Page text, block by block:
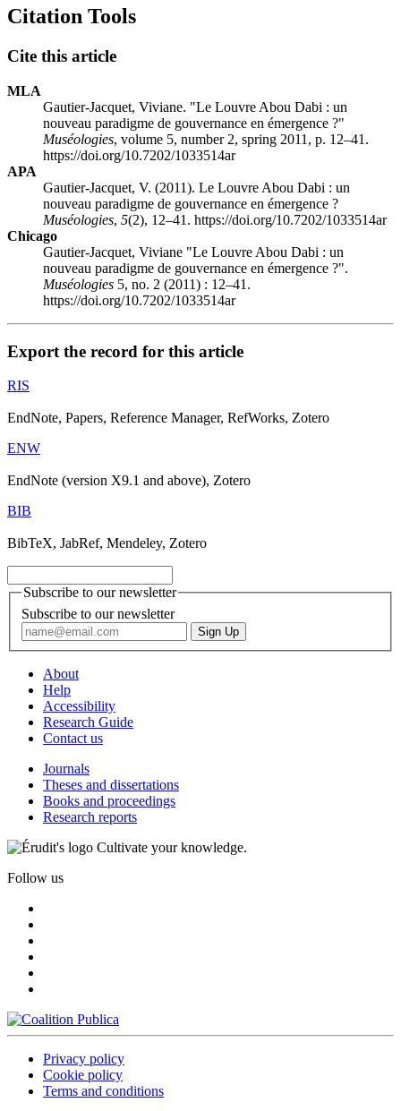
Citation Tools
Cite this article
MLA
Gautier-Jacquet, Viviane. "Le Louvre Abou Dabi : un
nouveau paradigme de gouvernance en émergence ?"
Muséologies, volume 5, number 2, spring 2011, p. 12–41.
https://doi.org/10.7202/1033514ar
APA
Gautier-Jacquet, V. (2011). Le Louvre Abou Dabi : un
nouveau paradigme de gouvernance en émergence ?
Muséologies, 5(2), 12–41. https://doi.org/10.7202/1033514ar
Chicago
Gautier-Jacquet, Viviane "Le Louvre Abou Dabi : un
nouveau paradigme de gouvernance en émergence ?".
Muséologies 5, no. 2 (2011) : 12–41.
https://doi.org/10.7202/1033514ar
Export the record for this article
RIS
EndNote, Papers, Reference Manager, RefWorks, Zotero
ENW
EndNote (version X9.1 and above), Zotero
BIB
BibTeX, JabRef, Mendeley, Zotero
Subscribe to our newsletter
Subscribe to our newsletter
About
Help
Accessibility
Research Guide
Contact us
Journals
Theses and dissertations
Books and proceedings
Research reports
Cultivate your knowledge.
Follow us
Privacy policy
Cookie policy
Terms and conditions